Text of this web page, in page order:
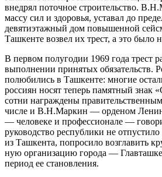
внедрял поточное строительство.
массу сил и здоровья, уста­вал до
девятиэтажный дом повышен­ной
Ташкенте возвел их трест, а это было
В первом полугодии 1969 года трест
выполнении принятых обязательств.
полюбились в Ташкенте: многие
россиян носят теперь памятный знак
сотни награждены
числе и В.Н.Маркин — орденом
— человеке и профессионале —
руководство республики не
из Таш­кента, попросило возглавить
ную организацию города —
период ее становления.